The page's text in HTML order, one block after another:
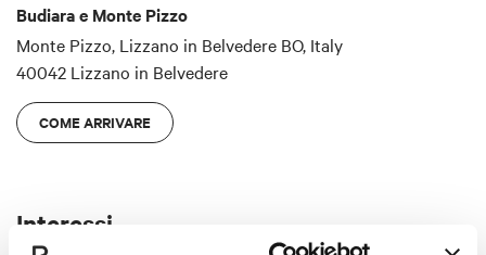
Budiara e Monte Pizzo
Monte Pizzo, Lizzano in Belvedere BO, Italy
40042 Lizzano in Belvedere
COME ARRIVARE
Interessi